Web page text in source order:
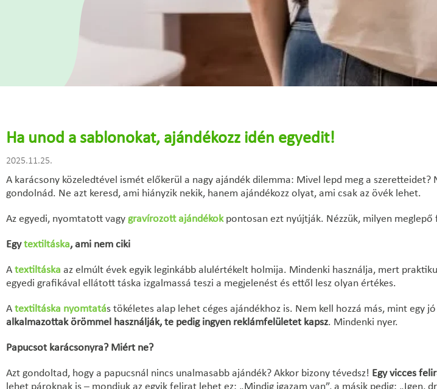
Ha unod a sablonokat, ajándékozz idén egyedit!
2025.11.25.
A karácsony közeledtével ismét előkerül a nagy ajándék dilemma: Mivel lepd meg a szeretteidet?
gondolnád. Ne azt keresd, ami hiányzik nekik, hanem ajándékozz olyat, ami csak az övék lehet.
Az egyedi, nyomtatott vagy gravírozott ajándékokpontosan ezt nyújtják. Nézzük, milyen meglepő
Egytextiltáska, ami nem ciki
A textiltáska az elmúlt évek egyik leginkább alulértékelt holmija. Mindenki használja, mert
egyedi grafikával ellátott táska izgalmassá teszi a megjelenést és ettől lesz olyan értékes.
A textiltáska nyomtatás tökéletes alap lehet céges ajándékhoz is. Nem kell hozzá más, mint egy
alkalmazottak örömmel használják, te pedig ingyen reklámfelületet kapsz. Mindenki nyer.
Papucsot karácsonyra? Miért ne?
Azt gondoltad, hogy a papucsnál nincs unalmasabb ajándék? Akkor bizony tévedsz! Egy vicces